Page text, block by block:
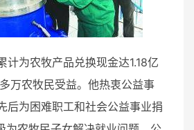
计为农牧产品兑换现金达1.18亿
万农牧民受益。他热衷公益事
后为困难职工和社会公益事业捐